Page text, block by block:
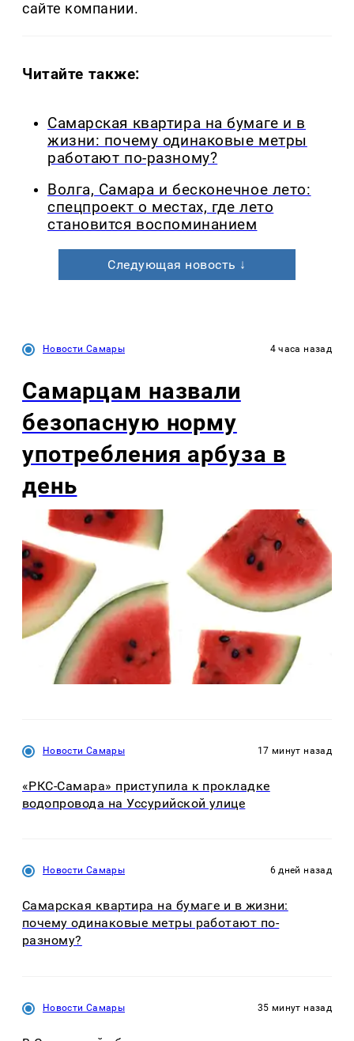
сайте компании.
Читайте также:
Самарская квартира на бумаге и в
жизни: почему одинаковые метры
работают по-разному?
Волга, Самара и бесконечное лето:
спецпроект о местах, где лето
становится воспоминанием
Следующая новость ↓
Новости Самары 4 часа назад
Самарцам назвали
безопасную норму
употребления арбуза в
день
Новости Самары 17 минут назад
«РКС-Самара» приступила к прокладке
водопровода на Уссурийской улице
Новости Самары 6 дней назад
Самарская квартира на бумаге и в жизни:
почему одинаковые метры работают по-
разному?
Новости Самары 35 минут назад